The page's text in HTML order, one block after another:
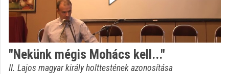
Playlists
Organizations
Contributors
"Nekünk mégis Mohács kell..."
II. Lajos magyar király holttestének azonosítása